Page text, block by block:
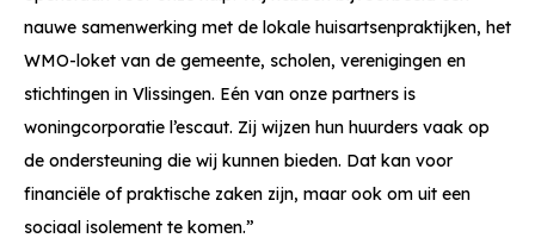
nauwe samenwerking met de lokale huisartsenpraktijken, het
WMO-loket van de gemeente, scholen, verenigingen en
stichtingen in Vlissingen. Eén van onze partners is
woningcorporatie l’escaut. Zij wijzen hun huurders vaak op
de ondersteuning die wij kunnen bieden. Dat kan voor
financiële of praktische zaken zijn, maar ook om uit een
sociaal isolement te komen.”